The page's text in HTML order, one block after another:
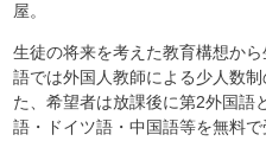
屋。
生徒の将来を考えた教育構想か
語では外国人教師による少人数
た、希望者は放課後に第2外国語
語・ドイツ語・中国語等を無料